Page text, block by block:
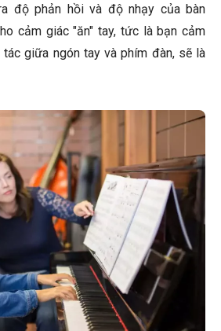
độ phản hồi và độ nhạy của bàn
cảm giác "ăn" tay, tức là bạn cảm
giữa ngón tay và phím đàn, sẽ là